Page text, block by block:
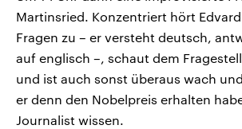
Martinsried. Konzentriert hört
Fragen zu – er versteht deutsch,
auf englisch –, schaut dem
und ist auch sonst überaus wach
er denn den Nobelpreis erhalten
Journalist wissen.